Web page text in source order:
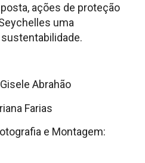
ações de proteção
uma
Abrahão
Farias
e Montagem: